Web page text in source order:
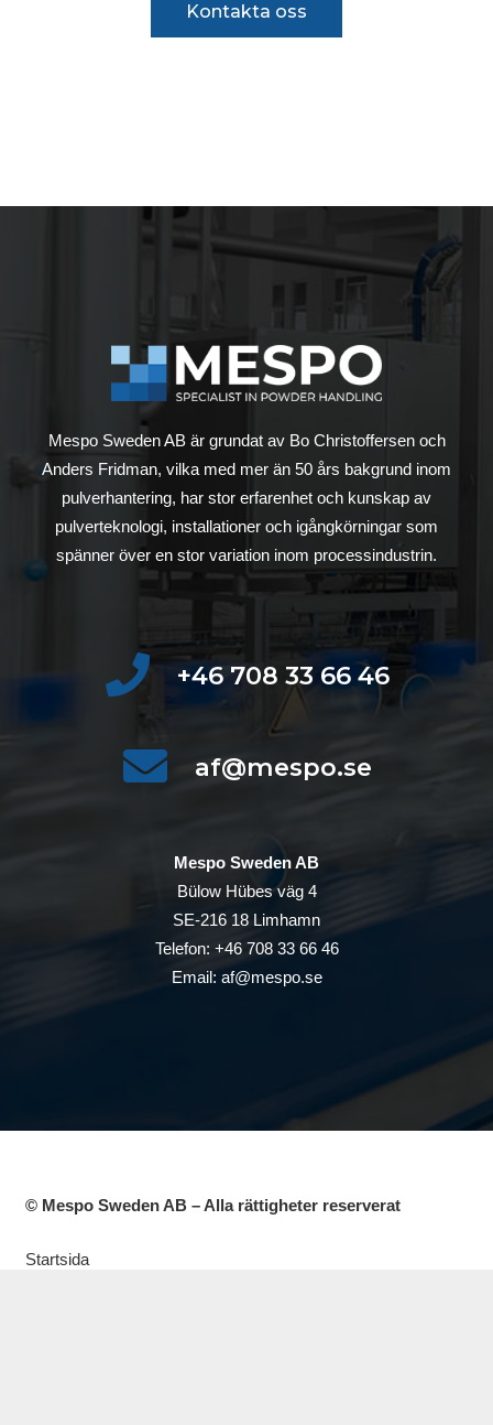
Kontakta oss
Mespo Sweden AB är grundat av Bo Christoffersen och
Anders Fridman, vilka med mer än 50 års bakgrund inom
pulverhantering, har stor erfarenhet och kunskap av
pulverteknologi, installationer och igångkörningar som
spänner över en stor variation inom processindustrin.
+46 708 33 66 46
af@mespo.se
Mespo Sweden AB
Bülow Hübes väg 4
SE-216 18 Limhamn
Telefon: +46 708 33 66 46
Email: af@mespo.se
© Mespo Sweden AB – Alla rättigheter reserverat
Startsida